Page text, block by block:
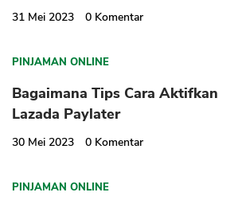
31 Mei 2023 0 Komentar
PINJAMAN ONLINE
Bagaimana Tips Cara Aktifkan
Lazada Paylater
30 Mei 2023 0 Komentar
PINJAMAN ONLINE